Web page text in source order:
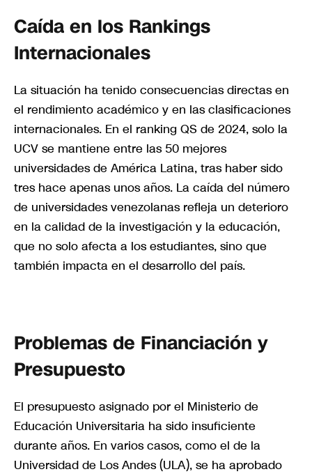
Caída en los Rankings
Internacionales
La situación ha tenido consecuencias directas en
el rendimiento académico y en las clasificaciones
internacionales. En el ranking QS de 2024, solo la
UCV se mantiene entre las 50 mejores
universidades de América Latina, tras haber sido
tres hace apenas unos años. La caída del número
de universidades venezolanas refleja un deterioro
en la calidad de la investigación y la educación,
que no solo afecta a los estudiantes, sino que
también impacta en el desarrollo del país.
Problemas de Financiación y
Presupuesto
El presupuesto asignado por el Ministerio de
Educación Universitaria ha sido insuficiente
durante años. En varios casos, como el de la
Universidad de Los Andes (ULA), se ha aprobado